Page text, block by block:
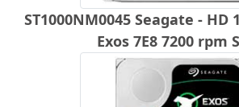
ST1000NM0045 Seagate - HD
Exos 7E8 7200 rpm